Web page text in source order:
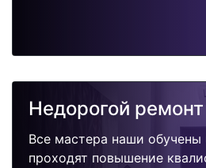
Недорогой ремонт
Все мастера наши
проходят повышение